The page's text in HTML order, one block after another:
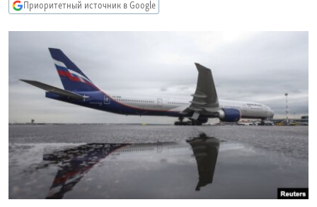
Вернутся
КАВКАЗ.РЕАЛИИ
СИБИРЬ.РЕАЛИИ
РАСПИСАНИЕ ВЕЩАНИЯ
ПОДПИШИТЕСЬ НА РАССЫЛКУ
СОЦИАЛЬНЫЕ СЕТИ
Приоритетный источник в Google